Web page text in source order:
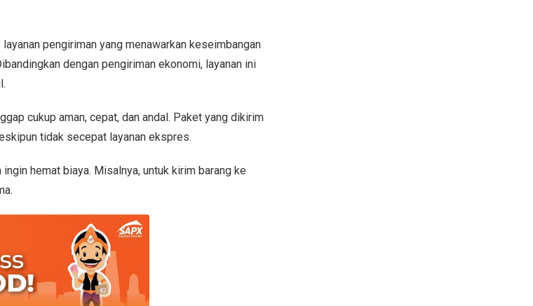
layanan pengiriman yang menawarkan keseimbangan
dengan pengiriman ekonomi, layanan ini
cukup aman, cepat, dan andal. Paket yang dikirim
tidak secepat layanan ekspres.
hemat biaya. Misalnya, untuk kirim barang ke